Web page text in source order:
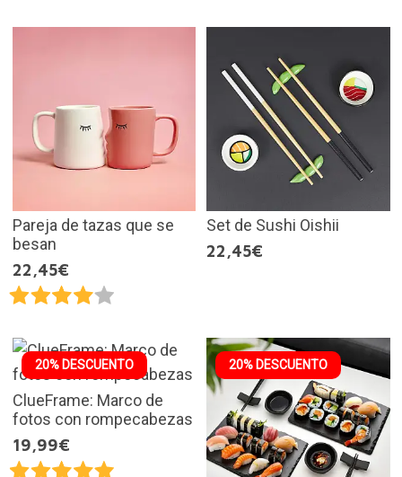
Pareja de tazas que se
besan
22,45€
Set de Sushi Oishii
22,45€
20% DESCUENTO
ClueFrame: Marco de
fotos con rompecabezas
19,99€
20% DESCUENTO